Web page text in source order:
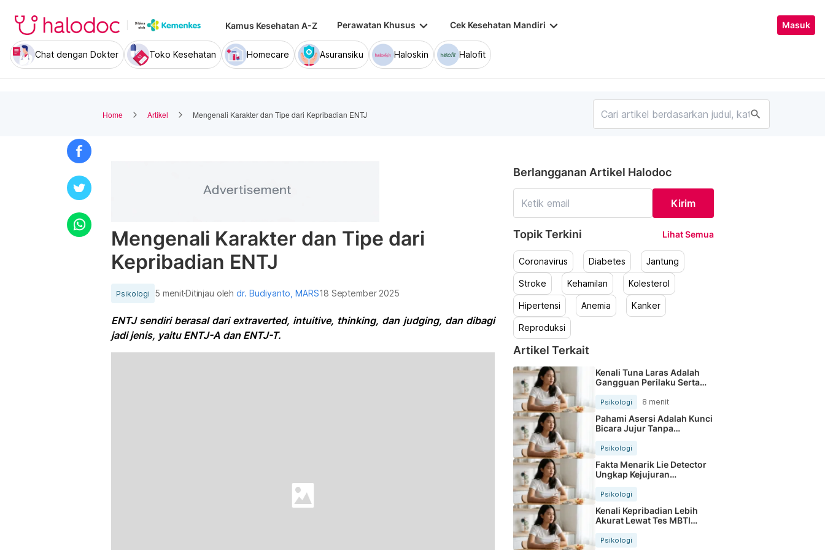
Kamus Kesehatan A-Z Perawatan Khusus keyboard_arrow_down Cek Kesehatan Mandiri keyboard_arrow_down Masuk
Chat dengan Dokter Toko Kesehatan Homecare Asuransiku Haloskin Halofit
Home Artikel Mengenali Karakter dan Tipe dari Kepribadian ENTJ search
Mengenali Karakter dan Tipe dari
Kepribadian ENTJ
Psikologi 5 menitDitinjau olehdr. Budiyanto, MARS18 September 2025
ENTJ sendiri berasal dari extraverted, intuitive, thinking, dan judging, dan dibagi
jadi jenis, yaitu ENTJ-A dan ENTJ-T.
Berlangganan Artikel Halodoc
Kirim
Topik Terkini Lihat Semua
Coronavirus Diabetes Jantung
Stroke Kehamilan Kolesterol
Hipertensi Anemia Kanker
Reproduksi
Artikel Terkait
Kenali Tuna Laras Adalah
Gangguan Perilaku Serta
Psikologi 8 menit
Pahami Asersi Adalah Kunci
Bicara Jujur Tanpa
Psikologi
Fakta Menarik Lie Detector
Ungkap Kejujuran
Psikologi
Kenali Kepribadian Lebih
Akurat Lewat Tes MBTI
Psikologi